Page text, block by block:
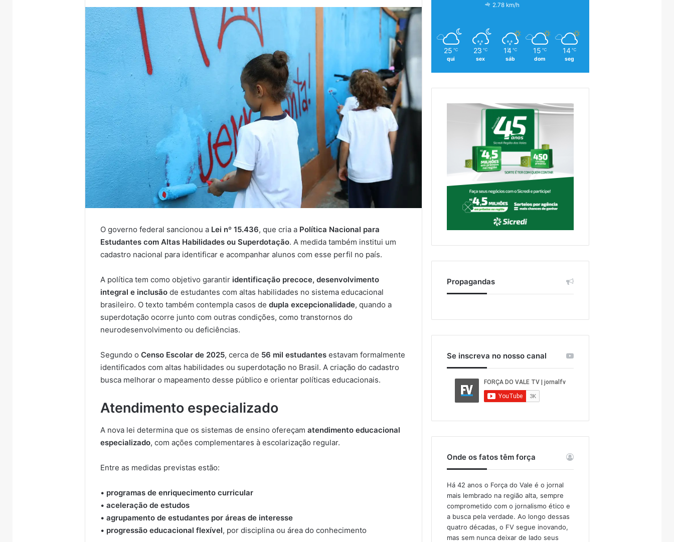
O governo federal sancionou a Lei nº 15.436, que cria a Política Nacional para
Estudantes com Altas Habilidades ou Superdotação. A medida também institui um
cadastro nacional para identificar e acompanhar alunos com esse perfil no país.
A política tem como objetivo garantir identificação precoce, desenvolvimento
integral e inclusão de estudantes com altas habilidades no sistema educacional
brasileiro. O texto também contempla casos dedupla excepcionalidade, quando a
superdotação ocorre junto com outras condições, como transtornos do
neurodesenvolvimento ou deficiências.
Segundo oCenso Escolar de 2025, cerca de 56 mil estudantes estavam formalmente
identificados com altas habilidades ou superdotação no Brasil. A criação do cadastro
busca melhorar o mapeamento desse público e orientar políticas educacionais.
Atendimento especializado
A nova lei determina que os sistemas de ensino ofereçamatendimento educacional
especializado, com ações complementares à escolarização regular.
Entre as medidas previstas estão:
• programas de enriquecimento curricular
•aceleração de estudos
•agrupamento de estudantes por áreas de interesse
• progressão educacional flexível, por disciplina ou área do conhecimento
2.78 km/h
25 ℃
qui
23 ℃
sex
14 ℃
sáb
15 ℃
dom
14 ℃
seg
Propagandas
Se inscreva no nosso canal
Onde os fatos têm força
Há 42 anos o Força do Vale é o jornal
mais lembrado na região alta, sempre
comprometido com o jornalismo ético e
a busca pela verdade. Ao longo dessas
quatro décadas, o FV segue inovando,
mas sem nunca deixar de lado seus